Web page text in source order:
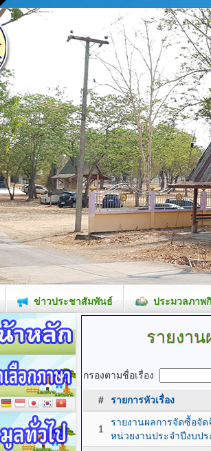
ข่าวประชาสัมพันธ์ ประมวลภาพ
รายงา
กรองตามชื่อเรื่อง
# รายการหัวเรื่อง
1
รายงานผลการจัดซื้อจั
หน่วยงานประจำปีงบป